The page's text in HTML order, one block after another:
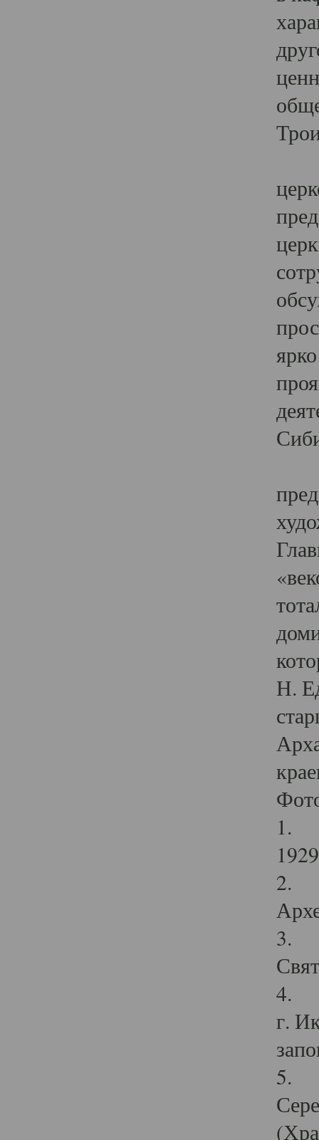
Н.
1.
2.
3.
4.
г.
5.